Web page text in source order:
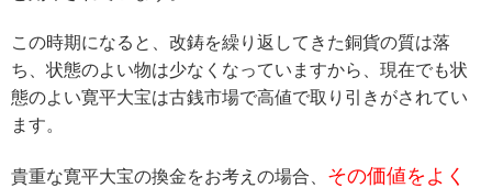
この時期になると、改鋳を繰り返してきた銅貨の質は落
ち、状態のよい物は少なくなっていますから、現在でも状
態のよい寛平大宝は古銭市場で高値で取り引きがされてい
ます。
貴重な寛平大宝の換金をお考えの場合、 その価値をよく